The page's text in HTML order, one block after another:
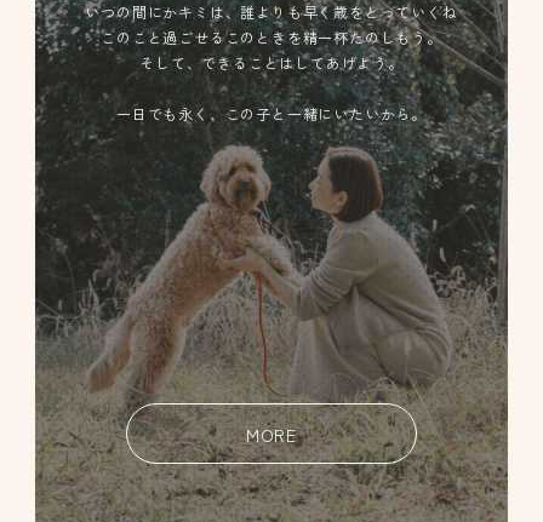
いつの間にかキミは、誰よりも早く歳をとっていくね
このこと過ごせるこのときを精一杯たのしもう。
そして、できることはしてあげよう。
一日でも永く、この子と一緒にいたいから。
MORE